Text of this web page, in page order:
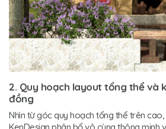
2. Quy hoạch layout tổng thể và
đồng
Nhìn từ góc quy hoạch tổng thể trên cao,
KenDesign phân bổ vô cùng thông minh